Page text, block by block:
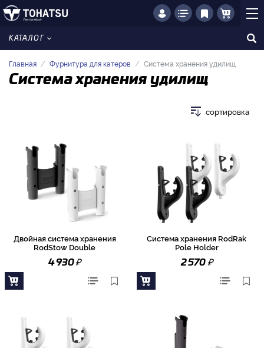
КАТАЛОГ
Главная Фурнитура для катеров Система хранения удилищ
Система хранения удилищ
сортировка
Двойная система хранения
RodStow Double
4 930₽
Система хранения RodRak
Pole Holder
2 570₽